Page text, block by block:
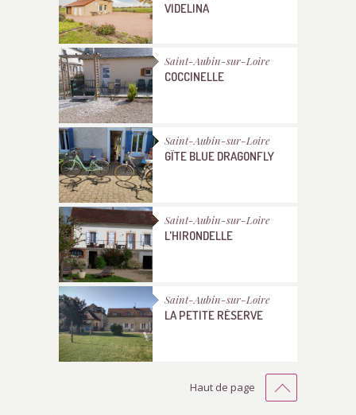
VIDELINA
Saint-Aubin-sur-Loire
COCCINELLE
Saint-Aubin-sur-Loire
GÎTE BLUE DRAGONFLY
Saint-Aubin-sur-Loire
L'HIRONDELLE
Saint-Aubin-sur-Loire
LA PETITE RÉSERVE
Haut de page